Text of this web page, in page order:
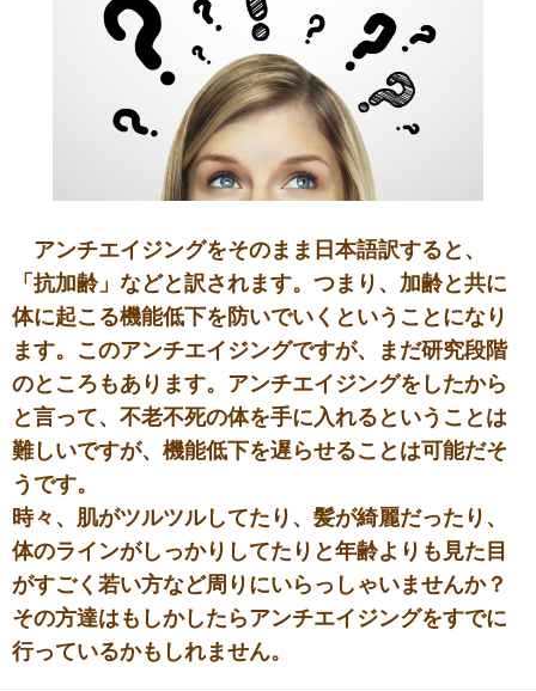
アンチエイジングをそのまま日本語訳すると、
「抗加齢」などと訳されます。つまり、加齢と共に
体に起こる機能低下を防いでいくということになり
ます。このアンチエイジングですが、まだ研究段階
のところもあります。アンチエイジングをしたから
と言って、不老不死の体を手に入れるということは
難しいですが、機能低下を遅らせることは可能だそ
うです。
時々、肌がツルツルしてたり、髪が綺麗だったり、
体のラインがしっかりしてたりと年齢よりも見た目
がすごく若い方など周りにいらっしゃいませんか？
その方達はもしかしたらアンチエイジングをすでに
行っているかもしれません。